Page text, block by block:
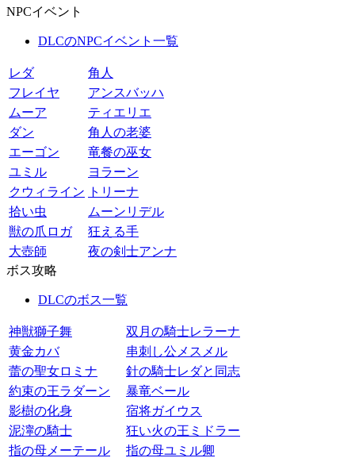
NPCイベント
DLCのNPCイベント一覧
レダ
角人
フレイヤ
アンスバッハ
ムーア
ティエリエ
ダン
角人の老婆
エーゴン
竜餐の巫女
ユミル
ヨラーン
クウィライン
トリーナ
拾い虫
ムーンリデル
獣の爪ロガ
狂える手
大壺師
夜の剣士アンナ
ボス攻略
DLCのボス一覧
神獣獅子舞
双月の騎士レラーナ
黄金カバ
串刺し公メスメル
蕾の聖女ロミナ
針の騎士レダと同志
約束の王ラダーン
暴竜ベール
影樹の化身
宿将ガイウス
泥濘の騎士
狂い火の王ミドラー
指の母メーテール
指の母ユミル卿